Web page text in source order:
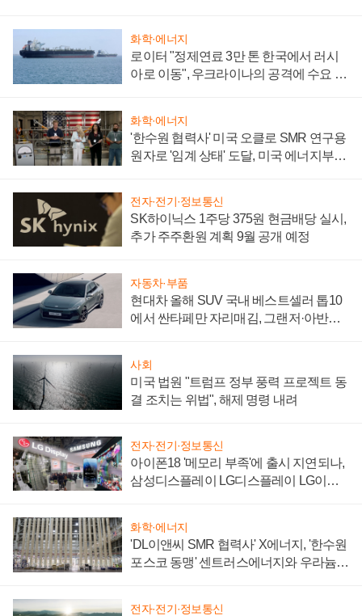
화학·에너지
로이터 "정제연료 3만 톤 한국에서 러시
아로 이동", 우크라이나의 공격에 수요 늘
화학·에너지
'한수원 협력사' 미국 오클로 SMR 연구용
원자로 '임계 상태' 도달, 미국 에너지부
전자·전기·정보통신
SK하이닉스 1주당 375원 현금배당 실시,
추가 주주환원 계획 9월 공개 예정
자동차·부품
현대차 올해 SUV 국내 베스트셀러 톱10
에서 싼타페만 자리매김, 그랜저·아반떼
사회
미국 법원 "트럼프 정부 풍력 프로젝트 동
결 조치는 위법", 해제 명령 내려
전자·전기·정보통신
아이폰18 '메모리 부족'에 출시 지연되나,
삼성디스플레이 LG디스플레이 LG이노
화학·에너지
'DL이앤씨 SMR 협력사' X에너지, '한수원
포스코 동맹' 센트러스에너지와 우라늄
전자·전기·정보통신